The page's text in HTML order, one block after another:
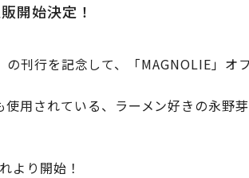
開始決定！
刊行を記念して、「MAGNOLIE」オ
用されている、ラーメン好きの永野
より開始！